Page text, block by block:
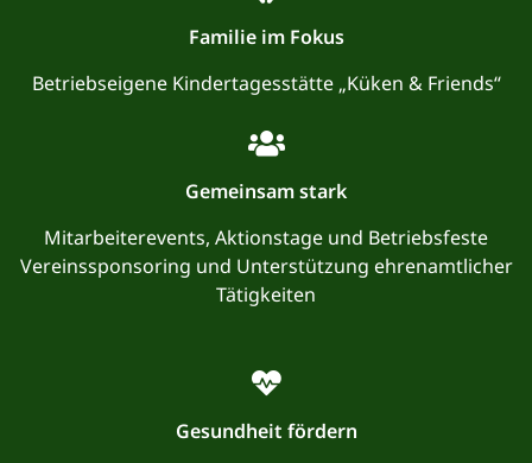
Familie im Fokus
Betriebseigene Kindertagesstätte „Küken & Friends“
Gemeinsam stark
Mitarbeiterevents, Aktionstage und Betriebsfeste
Vereinssponsoring und Unterstützung ehrenamtlicher
Tätigkeiten
Gesundheit fördern